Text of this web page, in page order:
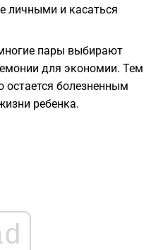
личными и касаться
пары выбирают
для экономии. Тем
остается болезненным
ребенка.